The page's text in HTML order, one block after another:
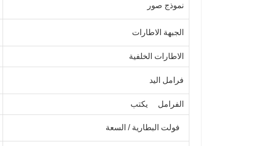
نموذج صور
الجبهة الاطارات
الاطارات الخلفية
فرامل اليد
الفرامل يكتب
فولت البطارية / السعة